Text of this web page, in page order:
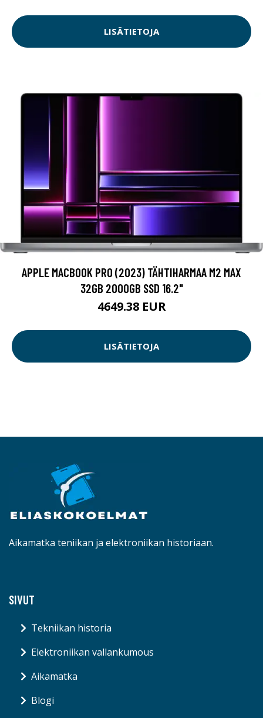
LISÄTIETOJA
APPLE MACBOOK PRO (2023) TÄHTIHARMAA M2 MAX
32GB 2000GB SSD 16.2"
4649.38 EUR
LISÄTIETOJA
Aikamatka teniikan ja elektroniikan historiaan.
SIVUT
Tekniikan historia
Elektroniikan vallankumous
Aikamatka
Blogi